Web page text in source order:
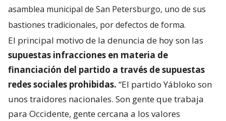
asamblea municipal de San Petersburgo, uno de sus
bastiones tradicionales, por defectos de forma.
El principal motivo de la denuncia de hoy son las
supuestas infracciones en materia de
financiación del partido a través de supuestas
redes sociales prohibidas. “El partido Yábloko son
unos traidores nacionales. Son gente que trabaja
para Occidente, gente cercana a los valores